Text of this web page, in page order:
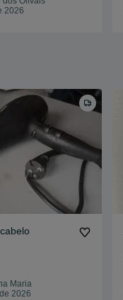
2026
Maria
2026